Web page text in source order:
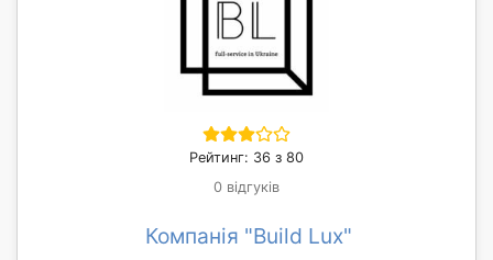
Рейтинг: 36 з 80
0 відгуків
Компанія "Build Lux"